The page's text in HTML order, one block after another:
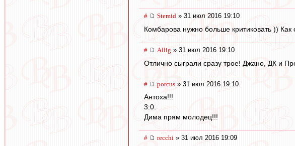
# Stemid » 31 июл 2016 19:10
Комбарова нужно больше критиковать )) Как
# Allig » 31 июл 2016 19:10
Отлично сыграли сразу трое! Джано, ДК и
# porcus » 31 июл 2016 19:10
Антоха!!!
3:0.
Дима прям молодец!!!
# recchi » 31 июл 2016 19:09